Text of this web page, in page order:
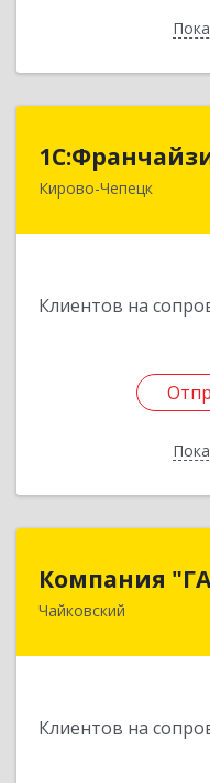
Кирово-Чепецк
Клиентов на
613044,
Компания
Чайковский
Клиентов на
617760,